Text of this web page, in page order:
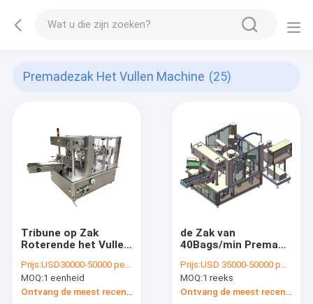
Premadezak Het Vullen Machine (25)
Tribune op Zak
Roterende het Vullen
Machine
Prijs:USD30000-50000 per set
MOQ:1 eenheid
de Zak van
40Bags/min Premade
Prijs:USD 35000-50000 per set
MOQ:1 reeks